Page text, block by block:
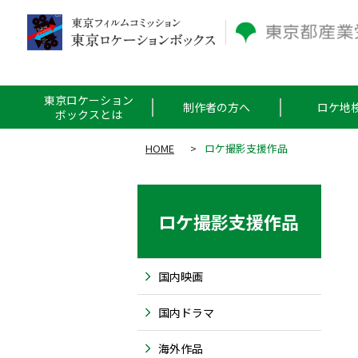
東京ロケーション
ボックスとは
制作者の方へ ロケ地
HOME > ロケ撮影支援作品
ロケ撮影支援作品
国内映画
国内ドラマ
海外作品